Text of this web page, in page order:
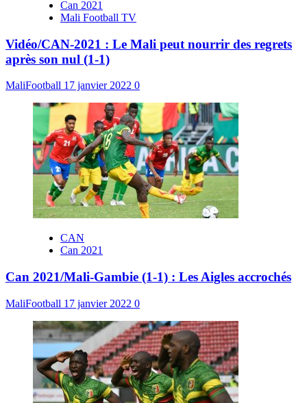
Can 2021
Mali Football TV
Vidéo/CAN-2021 : Le Mali peut nourrir des regrets
après son nul (1-1)
MaliFootball 17 janvier 2022 0
CAN
Can 2021
Can 2021/Mali-Gambie (1-1) : Les Aigles accrochés
MaliFootball 17 janvier 2022 0